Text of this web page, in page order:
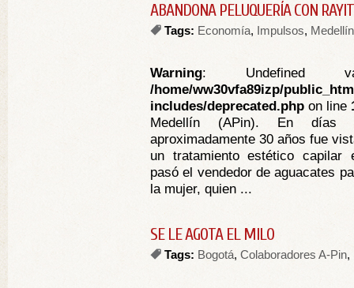
ABANDONA PELUQUERÍA CON
Tags: Economía, Impulsos, Medellín
Warning: Undefined
/home/ww30vfa89izp/
includes/deprecated.php on line
Medellín (APin). En días
aproximadamente 30 años fue
un tratamiento estético capilar
pasó el vendedor de aguacates
la mujer, quien ...
SE LE AGOTA EL MILO
Tags: Bogotá, Colaboradores A-Pin,